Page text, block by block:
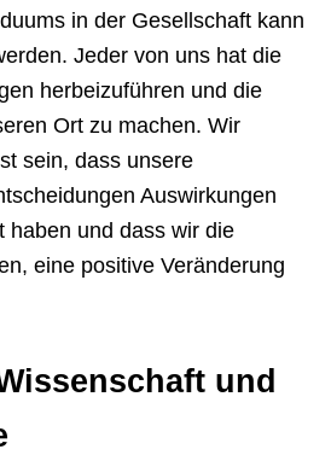
in der Gesellschaft kann
Jeder von uns hat die
herbeizuführen und die
Ort zu machen. Wir
sein, dass unsere
Auswirkungen
haben und dass wir die
eine positive Veränderung
und